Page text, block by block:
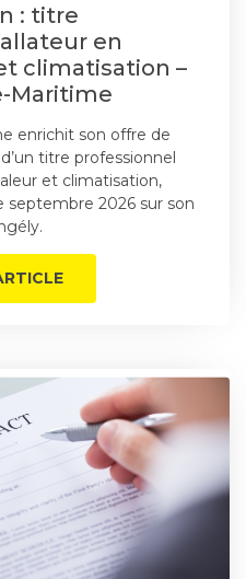
: titre
en
climatisation –
Maritime
enrichit son offre de
titre professionnel
et climatisation,
septembre 2026 sur son